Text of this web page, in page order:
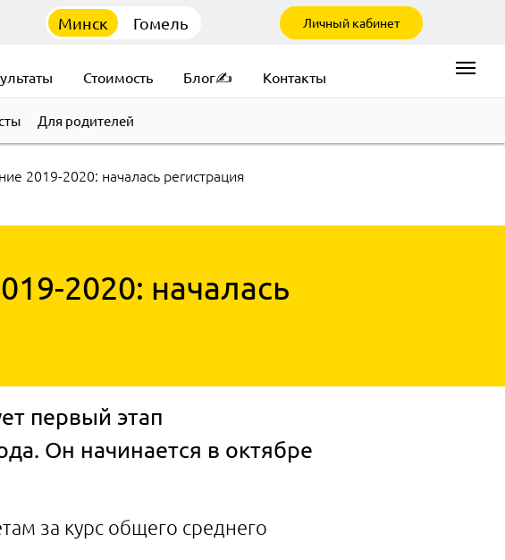
Личный кабинет
Минск Гомель
Стоимость Блог✍ Контакты
Для родителей
2019-2020: началась регистрация
2020: началась
первый этап
Он начинается в октябре
за курс общего среднего